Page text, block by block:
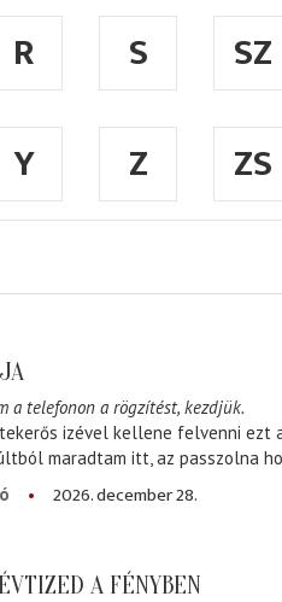
R S SZ
Y Z ZS
a telefonon a rögzítést, kezdjük.
izével kellene felvenni ezt
maradtam itt, az passzolna
2026. december 28.
A FÉNYBEN